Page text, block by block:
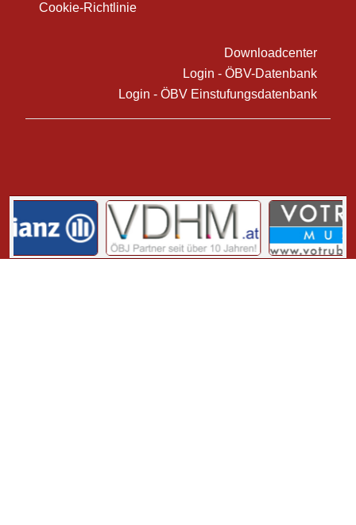
Cookie-Richtlinie
Downloadcenter
Login - ÖBV-Datenbank
Login - ÖBV Einstufungsdatenbank